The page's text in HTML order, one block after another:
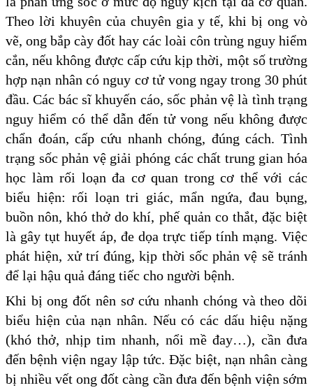
Theo lời khuyên của chuyên gia y tế, khi bị ong vò
vẽ, ong bắp cày đốt hay các loài côn trùng nguy hiểm
cắn, nếu không được cấp cứu kịp thời, một số trường
hợp nạn nhân có nguy cơ tử vong ngay trong 30 phút
đầu. Các bác sĩ khuyến cáo, sốc phản vệ là tình trạng
nguy hiểm có thể dẫn đến tử vong nếu không được
chẩn đoán, cấp cứu nhanh chóng, đúng cách. Tình
trạng sốc phản vệ giải phóng các chất trung gian hóa
học làm rối loạn đa cơ quan trong cơ thể với các
biểu hiện: rối loạn tri giác, mẩn ngứa, đau bụng,
buồn nôn, khó thở do khí, phế quản co thắt, đặc biệt
là gây tụt huyết áp, đe dọa trực tiếp tính mạng. Việc
phát hiện, xử trí đúng, kịp thời sốc phản vệ sẽ tránh
để lại hậu quả đáng tiếc cho người bệnh.
Khi bị ong đốt nên sơ cứu nhanh chóng và theo dõi
biểu hiện của nạn nhân. Nếu có các dấu hiệu nặng
(khó thở, nhịp tim nhanh, nổi mề đay…), cần đưa
đến bệnh viện ngay lập tức. Đặc biệt, nạn nhân càng
bị nhiều vết ong đốt càng cần đưa đến bệnh viện sớm